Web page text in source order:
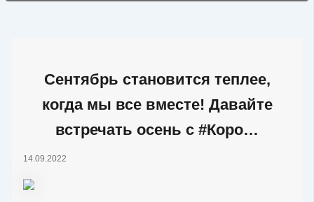
Сентябрь становится теплее,
когда мы все вместе! Давайте
встречать осень с #Коро…
14.09.2022